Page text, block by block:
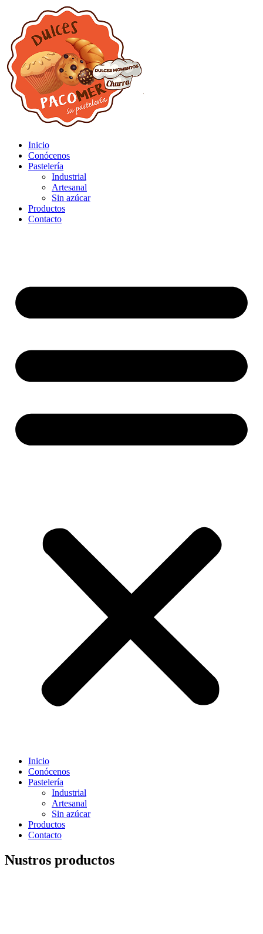
Inicio
Conócenos
Pastelería
Industrial
Artesanal
Sin azúcar
Productos
Contacto
Inicio
Conócenos
Pastelería
Industrial
Artesanal
Sin azúcar
Productos
Contacto
Nustros productos